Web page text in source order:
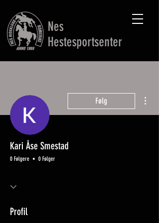
Nes
Hestesportsenter
Følg
Kari Åse Smestad
0 Følgere 0 Følger
Profil